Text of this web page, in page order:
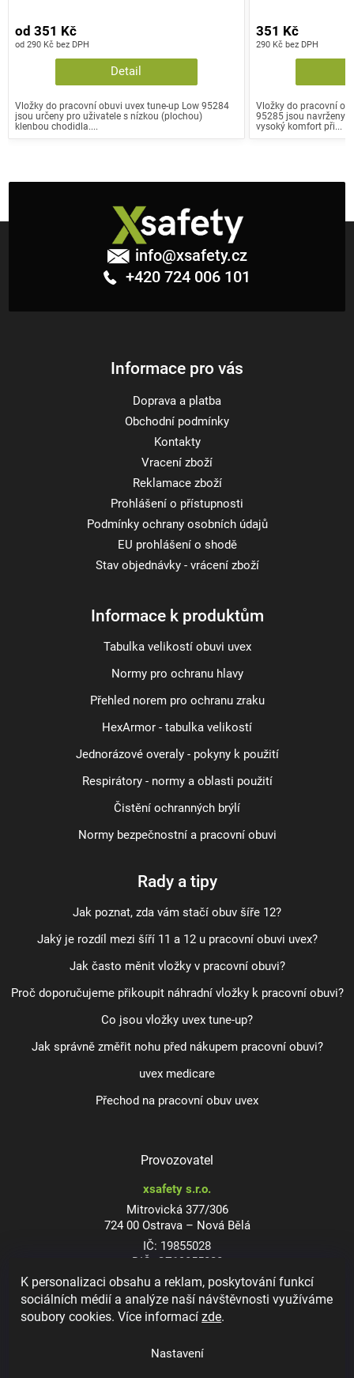
K personalizaci obsahu a reklam, poskytování funkcí
sociálních médií a analýze naší návštěvnosti využíváme
soubory cookies. Více informacízde.
Nastavení
od 290 Kč bez DPH
od 351 Kč
Detail
Vložky do pracovní obuvi uvex tune-up Low 95284
jsou určeny pro uživatele s nízkou (plochou)
klenbou chodidla....
290 Kč bez DPH
351 Kč
Vložky do pracovní
95285 jsou navrženy
vysoký komfort při...
info@xsafety.cz
+420 724 006 101
Informace pro vás
Doprava a platba
Obchodní podmínky
Kontakty
Vracení zboží
Reklamace zboží
Prohlášení o přístupnosti
Podmínky ochrany osobních údajů
EU prohlášení o shodě
Stav objednávky - vrácení zboží
Informace k produktům
Tabulka velikostí obuvi uvex
Normy pro ochranu hlavy
Přehled norem pro ochranu zraku
HexArmor - tabulka velikostí
Jednorázové overaly - pokyny k použití
Respirátory - normy a oblasti použití
Čistění ochranných brýlí
Normy bezpečnostní a pracovní obuvi
Rady a tipy
Jak poznat, zda vám stačí obuv šíře 12?
Jaký je rozdíl mezi šíří 11 a 12 u pracovní obuvi uvex?
Jak často měnit vložky v pracovní obuvi?
Proč doporučujeme přikoupit náhradní vložky k pracovní obuvi?
Co jsou vložky uvex tune-up?
Jak správně změřit nohu před nákupem pracovní obuvi?
uvex medicare
Přechod na pracovní obuv uvex
Provozovatel
xsafety s.r.o.
Mitrovická 377/306
724 00 Ostrava – Nová Bělá
IČ: 19855028
Dioptrické ochranné brýle